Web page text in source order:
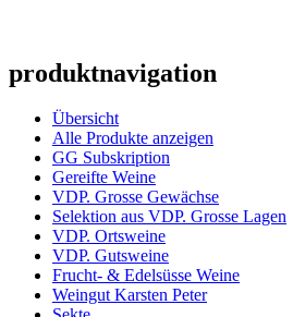
produktnavigation
Übersicht
Alle Produkte anzeigen
GG Subskription
Gereifte Weine
VDP. Grosse Gewächse
Selektion aus VDP. Grosse Lagen
VDP. Ortsweine
VDP. Gutsweine
Frucht- & Edelsüsse Weine
Weingut Karsten Peter